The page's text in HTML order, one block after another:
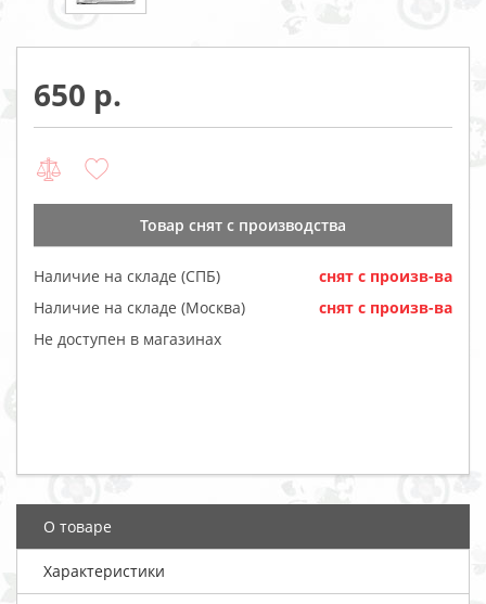
650
Товар cнят с производства
Наличие на складе (СПБ)
cнят с произв-ва
Наличие на складе (Москва)
cнят с произв-ва
Не доступен в магазинах
О товаре
Характеристики